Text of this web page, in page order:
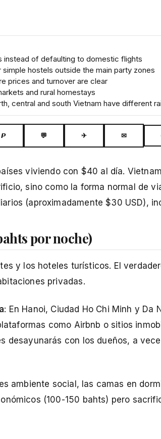
instead of defaulting to domestic flights
hostels outside the main party zones
prices and turnover are clear
and rural homestays
central and south Vietnam have different
𝙋 💬 ✈ ✉
viviendo con $40 al día.
sino como la forma normal de
(aproximadamente $30 USD),
por noche)
y los hoteles turísticos. El
privadas.
: En Hanoi, Ciudad Ho Chi Minh y
como Airbnb o sitios
desayunarás con los dueños, a
ambiente social, las camas en
(100-150 bahts) pero